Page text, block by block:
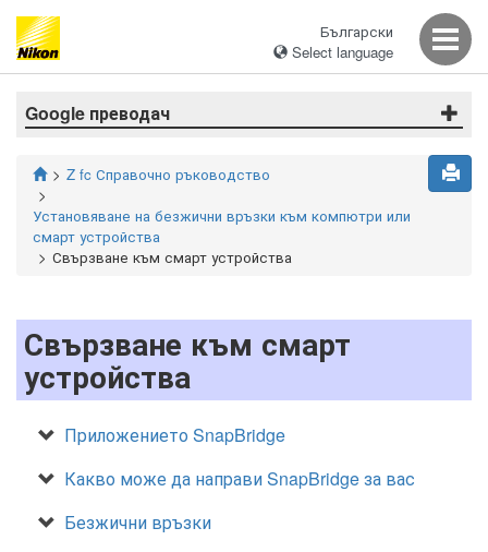
Български
Select language
Google преводач
Z fc Справочно ръководство
Установяване на безжични връзки към компютри или
смарт устройства
Свързване към смарт устройства
Свързване към смарт
устройства
Приложението SnapBridge
Какво може да направи SnapBridge за вас
Безжични връзки